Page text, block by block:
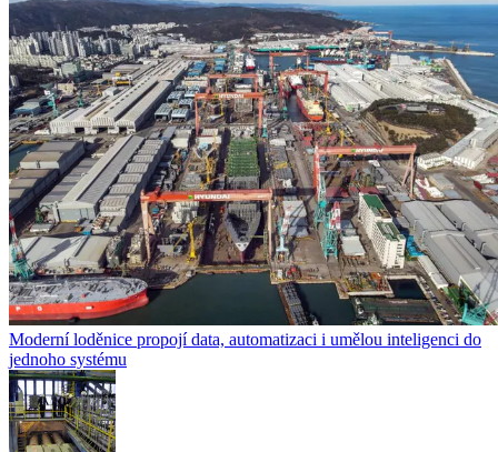
Moderní loděnice propojí data, automatizaci i umělou inteligenci do
jednoho systému